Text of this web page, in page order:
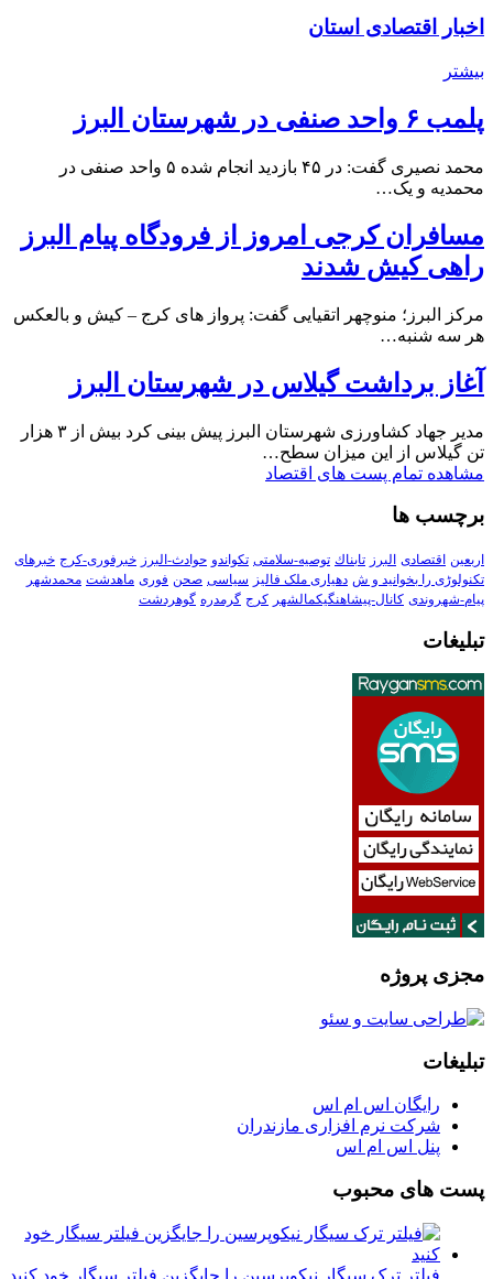
اخبار اقتصادی استان
بیشتر
پلمب ۶ واحد صنفی در شهرستان البرز
محمد نصیری گفت: در ۴۵ بازدید انجام شده ۵ واحد صنفی در
محمدیه و یک…
مسافران کرجی امروز از فرودگاه پیام البرز
راهی کیش شدند
مرکز البرز؛ منوچهر اتقیایی گفت: پرواز های کرج – کیش و بالعکس
هر سه شنبه…
آغاز برداشت گیلاس در شهرستان البرز
مدیر جهاد کشاورزی شهرستان البرز پیش بینی کرد بیش از ۳ هزار
تن گیلاس از این میزان سطح…
مشاهده تمام پست های اقتصاد
برچسب ها
اربعین اقتصادی البرز تابناك توصیه-سلامتی تکواندو حوادث-البرز خبرفوری-کرج خبرهای
تکنولوڑی را بخوانید و ش دهیاری ملک فالیز سیاسی صحن فوری ماهدشت محمدشهر
پیام-شهروندی کانال-پیشاهنگیکمالشهر کرج گرمدره گوهردشت
تبلیغات
مجزی پروژه
تبلیغات
رایگان اس ام اس
شرکت نرم افزاری مازندران
پنل اس ام اس
پست های محبوب
فیلتر ترک سیگار نیکوپرسین را جایگزین فیلتر سیگار خود کنید